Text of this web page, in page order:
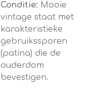
Conditie: Mooie
vintage staat met
karakteristieke
gebruikssporen
(patina) die de
ouderdom
bevestigen.